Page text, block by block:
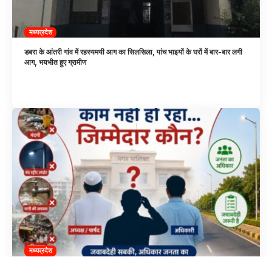
मध्यप्रदेश
डबरा के आंतरी गांव में रहस्यमयी आग का सिलसिला, पांच भाइयों के घरों में बार-बार लगी
आग, भयभीत हुए ग्रामीण
मध्यप्रदेश